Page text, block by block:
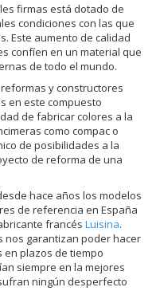
firmas está dotado de
condiciones con las que
Este aumento de calidad
confíen en un material que
de todo el mundo.
y constructores
en este compuesto
de fabricar colores a la
como compac o
de posibilidades a la
de reforma de una
hace años los modelos
de referencia en España
francés Luisina.
nos garantizan poder hacer
plazos de tiempo
siempre en la mejores
ningún desperfecto